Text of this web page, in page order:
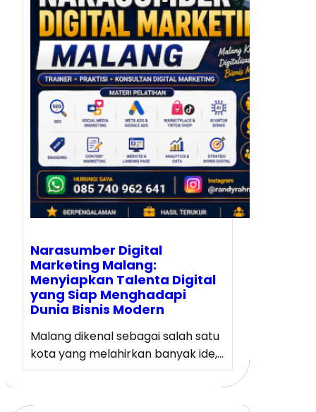
Narasumber Digital
Marketing Malang:
Menyiapkan Talenta Digital
yang Siap Menghadapi
Dunia Bisnis Modern
Malang dikenal sebagai salah satu
kota yang melahirkan banyak ide,…